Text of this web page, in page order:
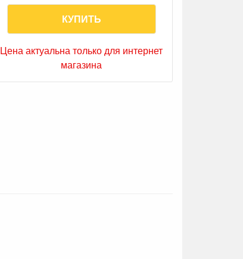
КУПИТЬ
Цена актуальна только для интернет
магазина